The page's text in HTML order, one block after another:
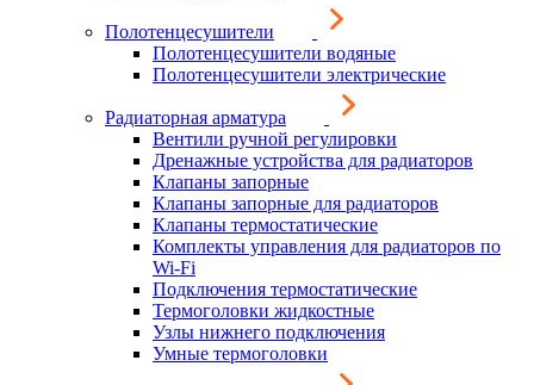
Полотенцесушители
Полотенцесушители водяные
Полотенцесушители электрические
Радиаторная арматура
Вентили ручной регулировки
Дренажные устройства для радиаторов
Клапаны запорные
Клапаны запорные для радиаторов
Клапаны термостатические
Комплекты управления для радиаторов по
Wi-Fi
Подключения термостатические
Термоголовки жидкостные
Узлы нижнего подключения
Умные термоголовки